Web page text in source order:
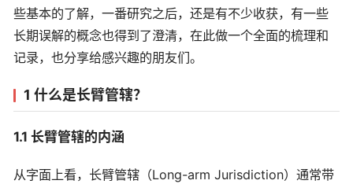
些基本的了解，一番研究之后，还是有不少收获，有一些
长期误解的概念也得到了澄清，在此做一个全面的梳理和
记录，也分享给感兴趣的朋友们。
1 什么是长臂管辖？
1.1 长臂管辖的内涵
从字面上看，长臂管辖（Long-arm Jurisdiction）通常带